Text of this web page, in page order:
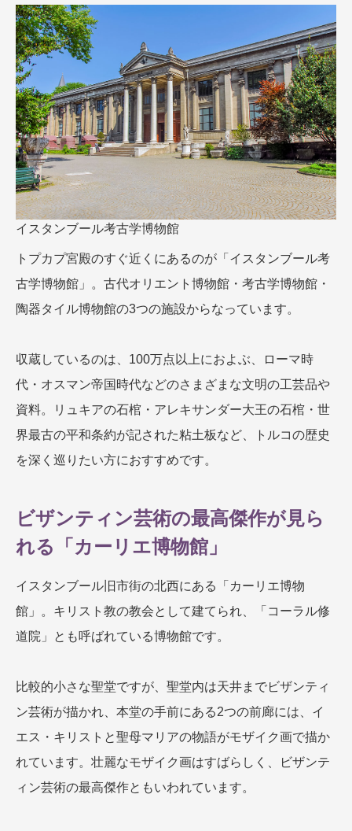
イスタンブール考古学博物館
トプカプ宮殿のすぐ近くにあるのが「イスタンブール考
古学博物館」。古代オリエント博物館・考古学博物館・
陶器タイル博物館の3つの施設からなっています。
収蔵しているのは、100万点以上におよぶ、ローマ時
代・オスマン帝国時代などのさまざまな文明の工芸品や
資料。リュキアの石棺・アレキサンダー大王の石棺・世
界最古の平和条約が記された粘土板など、トルコの歴史
を深く巡りたい方におすすめです。
ビザンティン芸術の最高傑作が見ら
れる「カーリエ博物館」
イスタンブール旧市街の北西にある「カーリエ博物
館」。キリスト教の教会として建てられ、「コーラル修
道院」とも呼ばれている博物館です。
比較的小さな聖堂ですが、聖堂内は天井までビザンティ
ン芸術が描かれ、本堂の手前にある2つの前廊には、イ
エス・キリストと聖母マリアの物語がモザイク画で描か
れています。壮麗なモザイク画はすばらしく、ビザンテ
ィン芸術の最高傑作ともいわれています。